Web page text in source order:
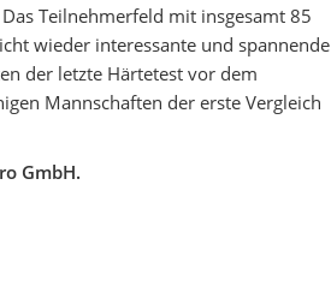
Teilnehmerfeld mit insgesamt 85
wieder interessante und spannende
der letzte Härtetest vor dem
Mannschaften der erste Vergleich
GmbH.